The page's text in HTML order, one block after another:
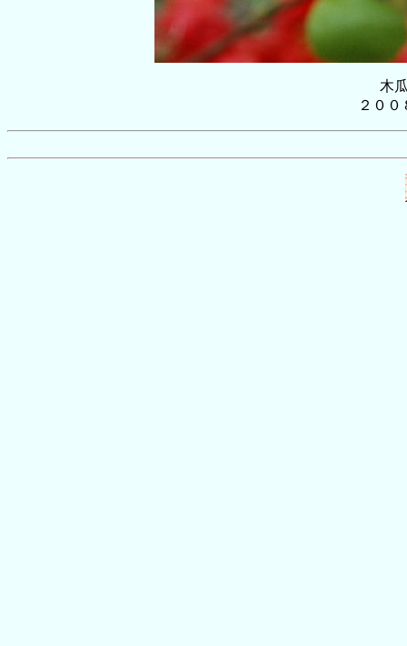
木
２０